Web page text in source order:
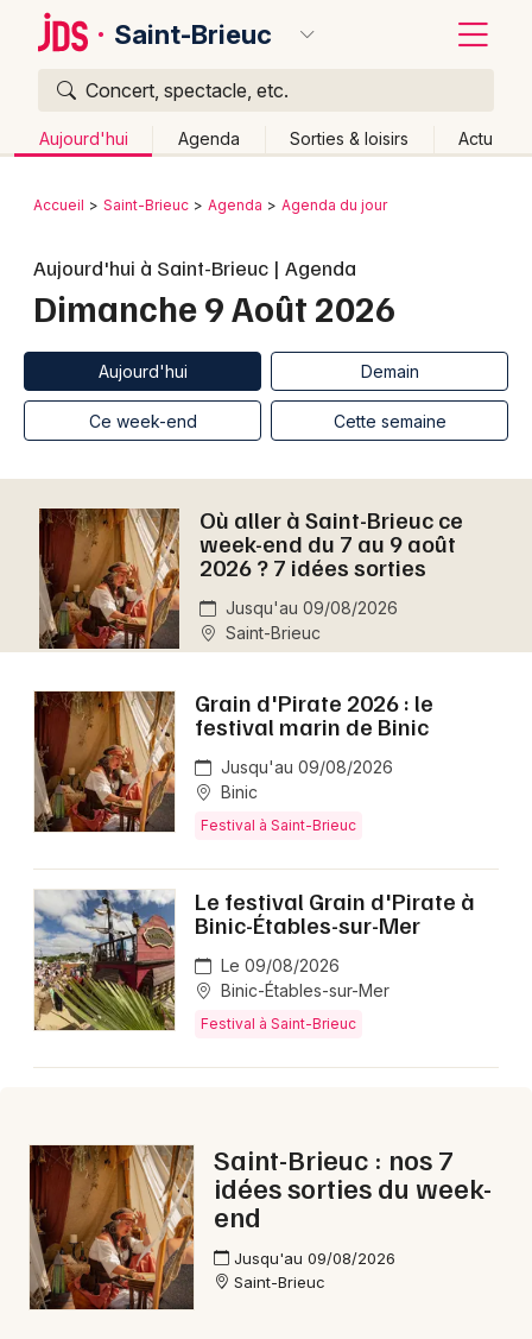
Saint-Brieuc
Concert, spectacle, etc.
Aujourd'hui Agenda Sorties & loisirs Actu
Publier un événement
Grands événements
Activité & Expérience
Foires & salons
Spectacles
Concerts
Sports
Soirées
Sorties famille
Expos
Sorties & loisirs
Aujourd'hui dans les Côtes d'Armor
Aujourd'hui en Bretagne
Newsletter des sorties
Artistes en tournée
Actus à Saint-Brieuc
Colmar
Lille
Lyon
Marseille
Montpellier
Nantes
Nice
Paris
Strasbourg
Toulouse
Toutes les villes
Retour
Accueil Saint-Brieuc Agenda Agenda du jour
Aujourd'hui à Saint-Brieuc | Agenda
Dimanche 9 Août 2026
Aujourd'hui Demain
Ce week-end Cette semaine
Où aller à Saint-Brieuc ce
week-end du 7 au 9 août
2026 ? 7 idées sorties
Jusqu'au 09/08/2026
Saint-Brieuc
Grain d'Pirate 2026 : le
festival marin de Binic
Jusqu'au 09/08/2026
Binic
Festival à Saint-Brieuc
Le festival Grain d'Pirate à
Binic-Étables-sur-Mer
Le 09/08/2026
Binic-Étables-sur-Mer
Festival à Saint-Brieuc
Saint-Brieuc : nos 7
idées sorties du week-
end
Jusqu'au 09/08/2026
Saint-Brieuc
Quoi ?
Où ?
Bretagne
Partout Près de moi Changer de lieu
Quand ?
Effacer les dates
Aujourd'hui
Demain Ce week-end Autre